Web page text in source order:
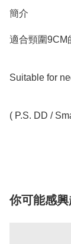
簡介
適合頸圍9CM
Suitable for
( P.S. DD /
你可能感